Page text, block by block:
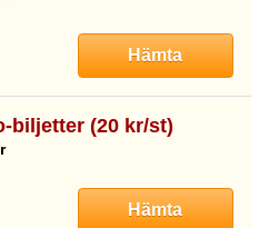
Hämta
biljetter (20 kr/st)
Hämta